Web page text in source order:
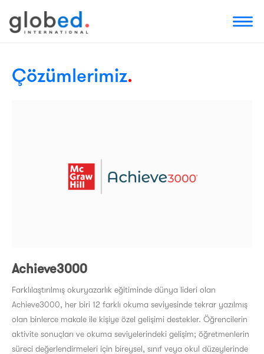
Çözümlerimiz.
Achieve3000
Farklılaştırılmış okuryazarlık eğitiminde dünya lideri olan
Achieve3000, her biri 12 farklı okuma seviyesinde tekrar yazılmış
olan binlerce makale ile kişiye özel gelişimi destekler. Öğrencilerin
aktivite sonuçları ve okuma seviyelerindeki gelişim; öğretmenlerin
süreci değerlendirmeleri için bireysel, sınıf veya okul düzeylerinde